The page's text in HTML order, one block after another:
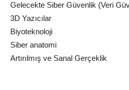
Gelecekte Siber Güvenlik (Veri
3D Yazıcılar
Biyoteknoloji
Siber anatomi
Artırılmış ve Sanal Gerçeklik